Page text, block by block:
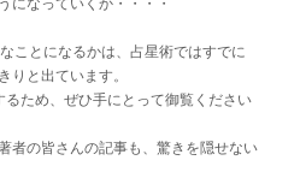
ことになるかは、占星術ではすでに
りと出ています。
るため、ぜひ手にとって御覧ください
者の皆さんの記事も、驚きを隠せない